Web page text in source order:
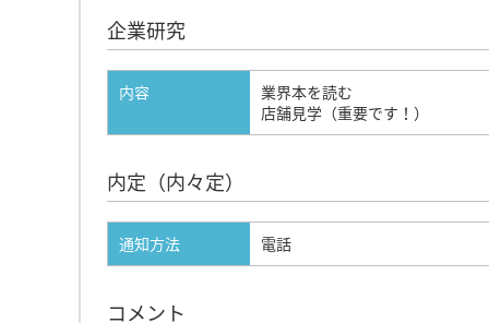
企業研究
内容
業界本を読む
店舗見学（重要です！）
内定（内々定）
通知方法 電話
コメント